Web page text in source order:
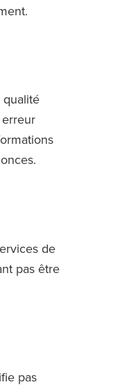
de
pas être
pas